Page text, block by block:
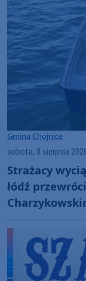
Gmina Chojnice
sobota, 8 sierpnia
Strażacy
łódź